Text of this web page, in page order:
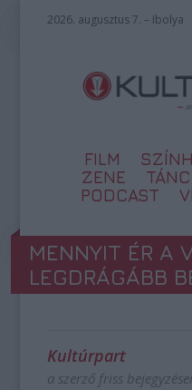
2026. augusztus 7. – Ibolya
FILM
ZENE
TÁNC
PODCAST
MENNYIT ÉR A
LEGDRÁGÁBB
Kultúrpart
a szerző friss bejegyzései